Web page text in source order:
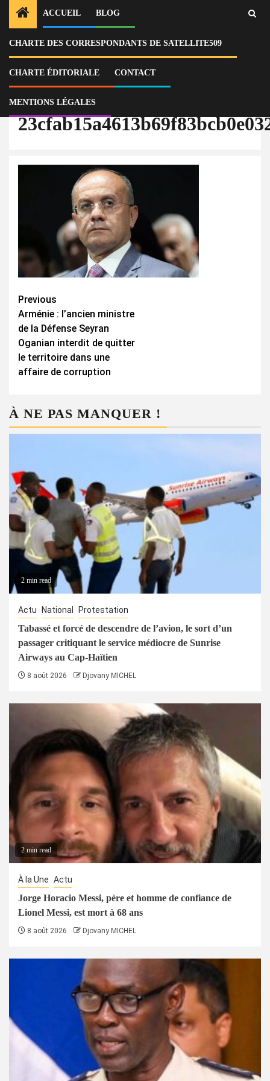
ACCUEIL BLOG
CHARTE DES CORRESPONDANTS DE SATELLITE509
CHARTE ÉDITORIALE CONTACT
MENTIONS LÉGALES
Home
Actu
Arménie : l’ancien ministre de la Défense Seyran Oganian interdit de
quitter le territoire dans une affaire de corruption
Continue
Reading
Previous
Arménie : l’ancien ministre
de la Défense Seyran
Oganian interdit de quitter
le territoire dans une
affaire de corruption
À NE PAS MANQUER !
2 min read
Actu National Protestation
Tabassé et forcé de descendre de l’avion, le sort d’un
passager critiquant le service médiocre de Sunrise
Airways au Cap-Haïtien
8 août 2026 Djovany MICHEL
2 min read
À la Une Actu
Jorge Horacio Messi, père et homme de confiance de
Lionel Messi, est mort à 68 ans
8 août 2026 Djovany MICHEL